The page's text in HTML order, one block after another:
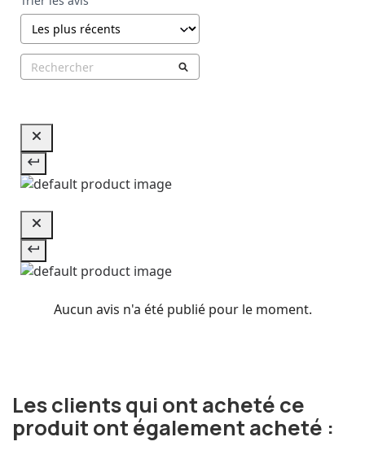
Aucun avis n'a été publié pour le moment.
Les clients qui ont acheté ce
produit ont également acheté :